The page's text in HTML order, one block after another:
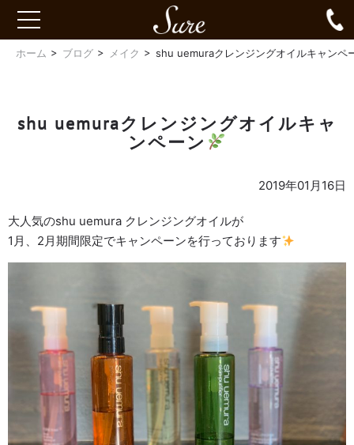
toggle
ホーム ブログ メイク shu uemuraクレンジングオイルキャンペ
shu uemuraクレンジングオイルキャ
ンペーン
2019年01月16日
大人気のshu uemura クレンジングオイルが
1月、2月期間限定でキャンペーンを行っております